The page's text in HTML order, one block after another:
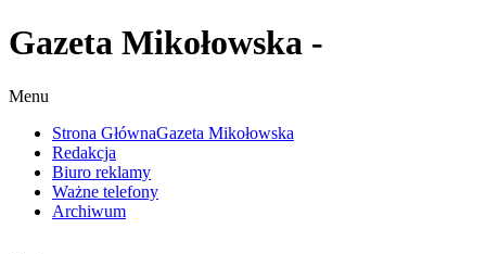
Gazeta Mikołowska -
Menu
Strona GłównaGazeta Mikołowska
Redakcja
Biuro reklamy
Ważne telefony
Archiwum